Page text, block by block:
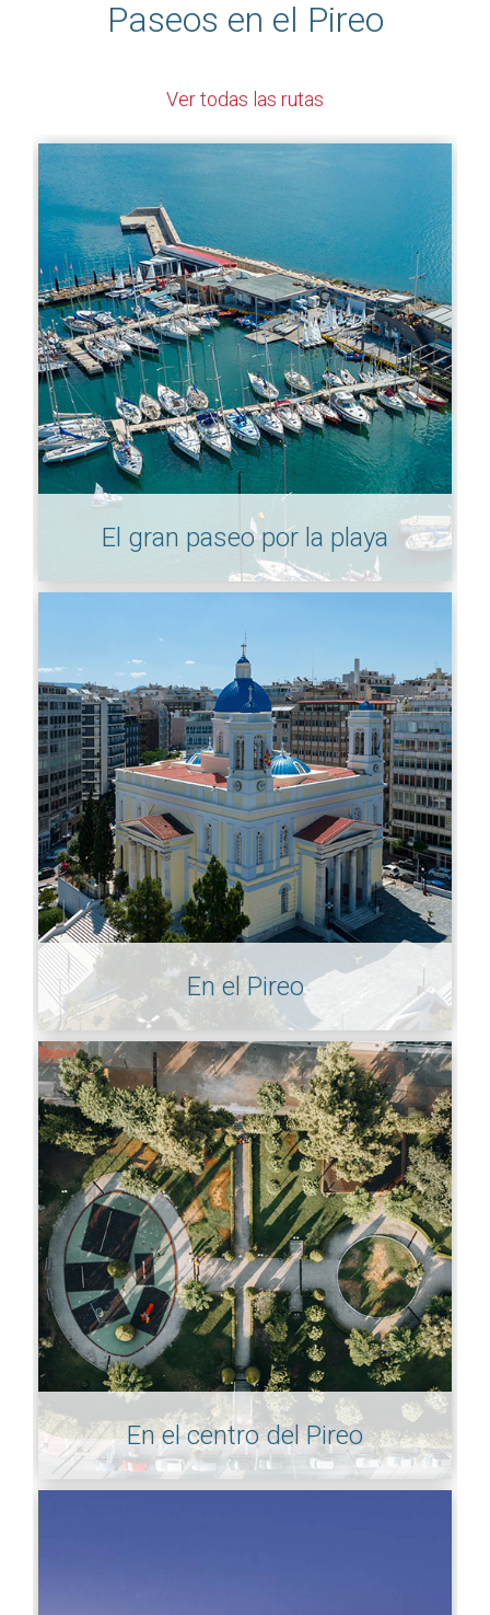
Paseos en el Pireo
Ver todas las rutas
El gran paseo por la playa
En el Pireo
En el centro del Pireo